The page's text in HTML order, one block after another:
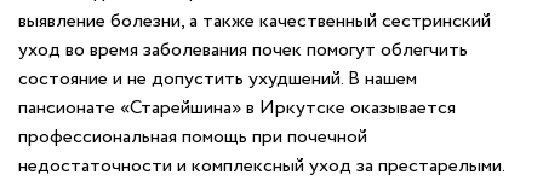
выявление болезни, а также качественный сестринский
уход во время заболевания почек помогут облегчить
состояние и не допустить ухудшений. В нашем
пансионате «Старейшина» в Иркутске оказывается
профессиональная помощь при почечной
недостаточности и комплексный уход за престарелыми.